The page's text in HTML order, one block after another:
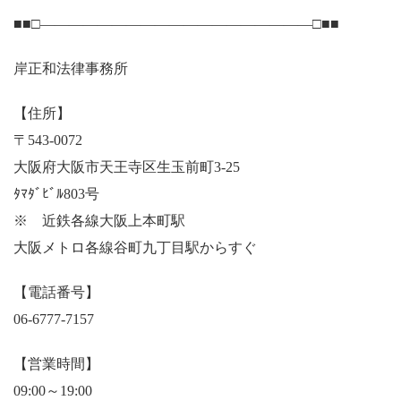
■■□―――――――――――――――――――□■■
岸正和法律事務所
【住所】
〒543-0072
大阪府大阪市天王寺区生玉前町3-25
ﾀﾏﾀﾞﾋﾞﾙ803号
※ 近鉄各線大阪上本町駅
大阪メトロ各線谷町九丁目駅からすぐ
【電話番号】
06-6777-7157
【営業時間】
09:00～19:00